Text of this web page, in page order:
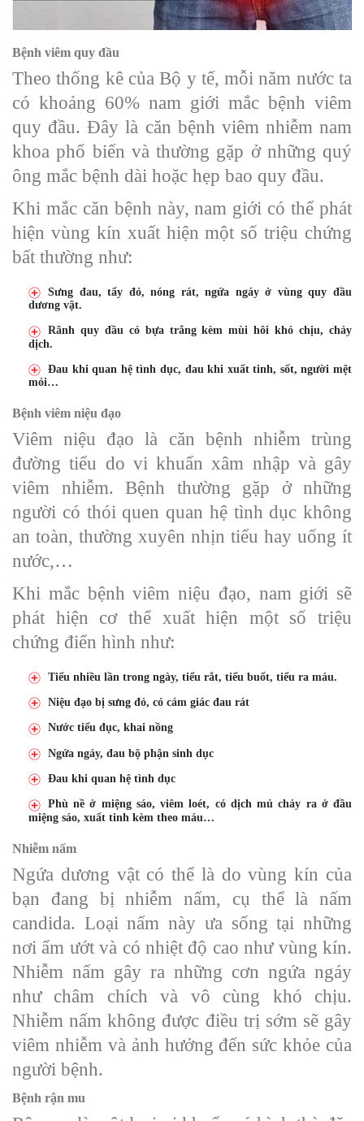
Bệnh viêm quy đầu
Theo thống kê của Bộ y tế, mỗi năm nước ta
có khoảng 60% nam giới mắc bệnh viêm
quy đầu. Đây là căn bệnh viêm nhiễm nam
khoa phổ biến và thường gặp ở những quý
ông mắc bệnh dài hoặc hẹp bao quy đầu.
Khi mắc căn bệnh này, nam giới có thể phát
hiện vùng kín xuất hiện một số triệu chứng
bất thường như:
Sưng đau, tấy đỏ, nóng rát, ngứa ngáy ở vùng quy đầu
dương vật.
Rãnh quy đầu có bựa trắng kèm mùi hôi khó chịu, chảy
dịch.
Đau khi quan hệ tình dục, đau khi xuất tinh, sốt, người mệt
mỏi…
Bệnh viêm niệu đạo
Viêm niệu đạo là căn bệnh nhiễm trùng
đường tiểu do vi khuẩn xâm nhập và gây
viêm nhiễm. Bệnh thường gặp ở những
người có thói quen quan hệ tình dục không
an toàn, thường xuyên nhịn tiểu hay uống ít
nước,…
Khi mắc bệnh viêm niệu đạo, nam giới sẽ
phát hiện cơ thể xuất hiện một số triệu
chứng điển hình như:
Tiểu nhiều lần trong ngày, tiểu rắt, tiểu buốt, tiểu ra máu.
Niệu đạo bị sưng đỏ, có cảm giác đau rát
Nước tiểu đục, khai nồng
Ngứa ngáy, đau bộ phận sinh dục
Đau khi quan hệ tình dục
Phù nề ở miệng sáo, viêm loét, có dịch mủ chảy ra ở đầu
miệng sáo, xuất tinh kèm theo máu…
Nhiễm nấm
Ngứa dương vật có thể là do vùng kín của
bạn đang bị nhiễm nấm, cụ thể là nấm
candida. Loại nấm này ưa sống tại những
nơi ẩm ướt và có nhiệt độ cao như vùng kín.
Nhiễm nấm gây ra những cơn ngứa ngáy
như châm chích và vô cùng khó chịu.
Nhiễm nấm không được điều trị sớm sẽ gây
viêm nhiễm và ảnh hưởng đến sức khỏe của
người bệnh.
Bệnh rận mu